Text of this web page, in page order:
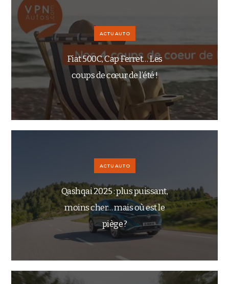
ACTU AUTO
Fiat 500C, Cap Ferret… Les
coups de cœur de l’été !
ACTU AUTO
Qashqai 2025 : plus puissant,
moins cher… mais où est le
piège ?